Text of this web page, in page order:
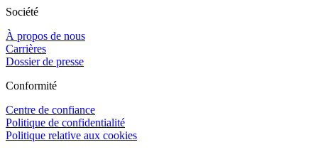
Société
À propos de nous
Carrières
Dossier de presse
Conformité
Centre de confiance
Politique de confidentialité
Politique relative aux cookies